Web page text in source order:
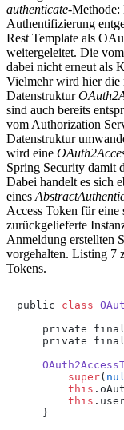
authenticate-Methode:
Authentifizierung
Rest Template als
weitergeleitet. Die
dabei nicht erneut als
Vielmehr wird hier die
Datenstruktur
sind auch bereits
vom Authorization
Datenstruktur
wird eine
Spring Security damit
Dabei handelt es sich
eines
Access Token für
zurückgelieferte
Anmeldung erstellten
vorgehalten. Listing 7
Tokens.
public class
private
private
super(
this .
this .
    }